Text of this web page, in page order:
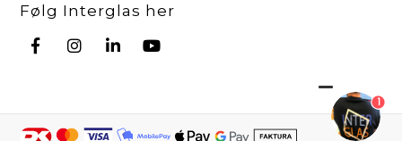
Følg Interglas her
1